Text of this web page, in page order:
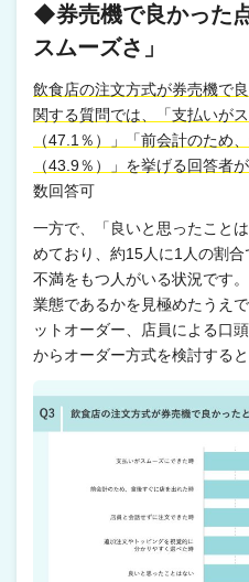
◆券売機で良かった
スムーズさ」
飲食店の注文方式が券売機で
関する質問では、「支払いが
（47.1％）」「前会計のため
（43.9％）」を挙げる回答者
数回答可
一方で、「良いと思ったこと
めており、約15人に1人の割
不満をもつ人がいる状況です
業態であるかを見極めたうえ
ットオーダー、店員による口
からオーダー方式を検討すると